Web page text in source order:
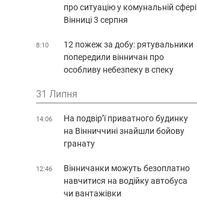
про ситуацію у комунальній сфері
Вінниці 3 серпня
8:10
12 пожеж за добу: рятувальники
попередили вінничан про
особливу небезпеку в спеку
31 Липня
14:06
На подвір’ї приватного будинку
на Вінниччині знайшли бойову
гранату
12:46
Вінничанки можуть безоплатно
навчитися на водійку автобуса
чи вантажівки